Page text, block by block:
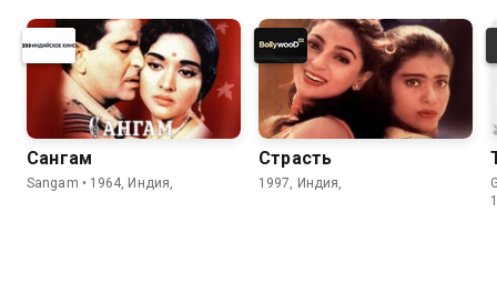
Сангам
Sangam • 1964, Индия,
Страсть
1997, Индия,